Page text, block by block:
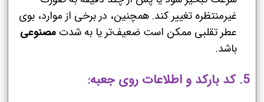
غیرمنتظره تغییر کند. همچنین، در برخی از موارد، بوی
عطر تقلبی ممکن است ضعیف‌تر یا به شدت مصنوعی
باشد.
5. کد بارکد و اطلاعات روی جعبه: